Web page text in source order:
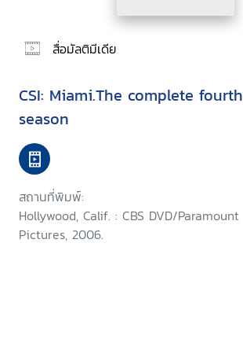
สื่อมัลติมีเดีย
CSI: Miami.The complete fourth
season
สถานที่พิมพ์:
Hollywood, Calif. : CBS DVD/Paramount
Pictures, 2006.